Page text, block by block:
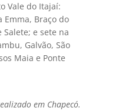
Vale do Itajaí:
Emma, Braço do
e sete na
Galvão, São
Maia e Ponte
em Chapecó.